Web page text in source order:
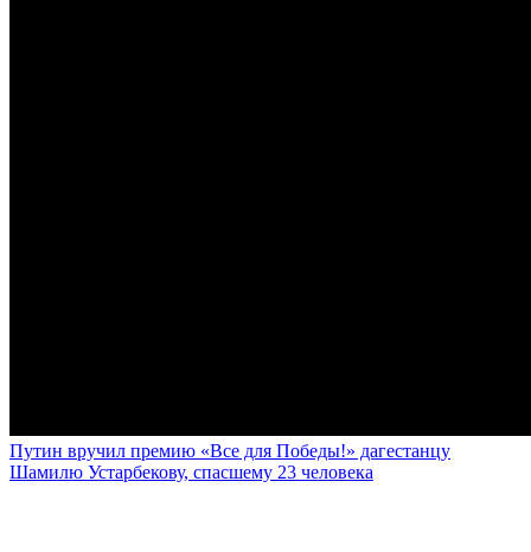
Путин вручил премию «Все для Победы!» дагестанцу
Шамилю Устарбекову, спасшему 23 человека